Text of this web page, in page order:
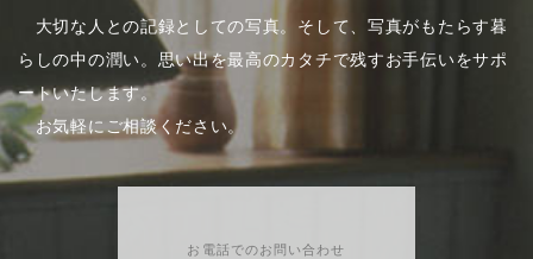
大切な人との記録としての写真。そして、写真がもたらす暮
らしの中の潤い。思い出を最高のカタチで残すお手伝いをサポ
ートいたします。
お気軽にご相談ください。
お電話でのお問い合わせ